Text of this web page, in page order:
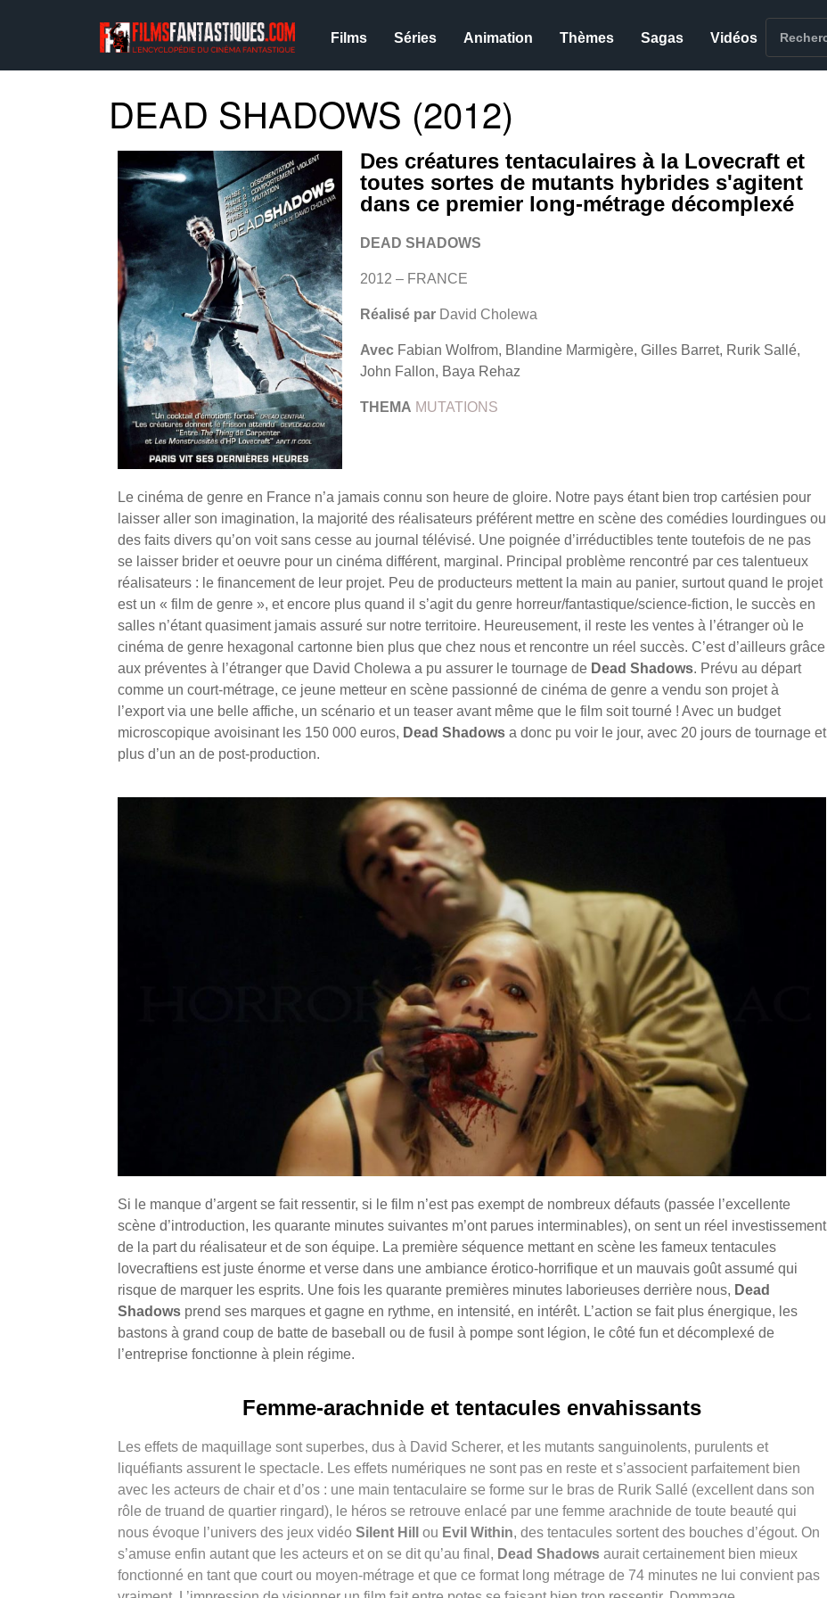
Films Séries Animation Thèmes Sagas Vidéos
DEAD SHADOWS (2012)
Des créatures tentaculaires à la Lovecraft et
toutes sortes de mutants hybrides s'agitent
dans ce premier long-métrage décomplexé
DEAD SHADOWS
2012 – FRANCE
Réalisé par David Cholewa
Avec Fabian Wolfrom, Blandine Marmigère, Gilles Barret, Rurik Sallé,
John Fallon, Baya Rehaz
THEMA MUTATIONS
Le cinéma de genre en France n’a jamais connu son heure de gloire. Notre pays étant bien trop cartésien pour
laisser aller son imagination, la majorité des réalisateurs préférent mettre en scène des comédies lourdingues ou
des faits divers qu’on voit sans cesse au journal télévisé. Une poignée d’irréductibles tente toutefois de ne pas
se laisser brider et oeuvre pour un cinéma différent, marginal. Principal problème rencontré par ces talentueux
réalisateurs : le financement de leur projet. Peu de producteurs mettent la main au panier, surtout quand le projet
est un « film de genre », et encore plus quand il s’agit du genre horreur/fantastique/science-fiction, le succès en
salles n’étant quasiment jamais assuré sur notre territoire. Heureusement, il reste les ventes à l’étranger où le
cinéma de genre hexagonal cartonne bien plus que chez nous et rencontre un réel succès. C’est d’ailleurs grâce
aux préventes à l’étranger que David Cholewa a pu assurer le tournage de Dead Shadows. Prévu au départ
comme un court-métrage, ce jeune metteur en scène passionné de cinéma de genre a vendu son projet à
l’export via une belle affiche, un scénario et un teaser avant même que le film soit tourné ! Avec un budget
microscopique avoisinant les 150 000 euros, Dead Shadows a donc pu voir le jour, avec 20 jours de tournage et
plus d’un an de post-production.
Si le manque d’argent se fait ressentir, si le film n’est pas exempt de nombreux défauts (passée l’excellente
scène d’introduction, les quarante minutes suivantes m’ont parues interminables), on sent un réel investissement
de la part du réalisateur et de son équipe. La première séquence mettant en scène les fameux tentacules
lovecraftiens est juste énorme et verse dans une ambiance érotico-horrifique et un mauvais goût assumé qui
risque de marquer les esprits. Une fois les quarante premières minutes laborieuses derrière nous, Dead
Shadows prend ses marques et gagne en rythme, en intensité, en intérêt. L’action se fait plus énergique, les
bastons à grand coup de batte de baseball ou de fusil à pompe sont légion, le côté fun et décomplexé de
l’entreprise fonctionne à plein régime.
Femme-arachnide et tentacules envahissants
Les effets de maquillage sont superbes, dus à David Scherer, et les mutants sanguinolents, purulents et
liquéfiants assurent le spectacle. Les effets numériques ne sont pas en reste et s’associent parfaitement bien
avec les acteurs de chair et d’os : une main tentaculaire se forme sur le bras de Rurik Sallé (excellent dans son
rôle de truand de quartier ringard), le héros se retrouve enlacé par une femme arachnide de toute beauté qui
nous évoque l’univers des jeux vidéo Silent Hill ou Evil Within, des tentacules sortent des bouches d’égout. On
s’amuse enfin autant que les acteurs et on se dit qu’au final, Dead Shadows aurait certainement bien mieux
fonctionné en tant que court ou moyen-métrage et que ce format long métrage de 74 minutes ne lui convient pas